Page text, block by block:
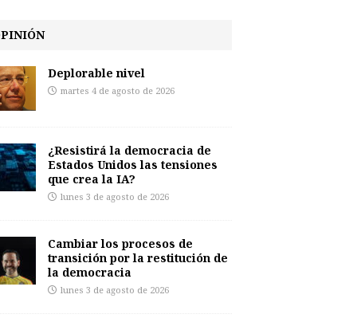
Deplorable nivel
martes 4 de agosto de 2026
¿Resistirá la democracia de
Estados Unidos las tensiones
que crea la IA?
lunes 3 de agosto de 2026
Cambiar los procesos de
transición por la restitución de
la democracia
lunes 3 de agosto de 2026